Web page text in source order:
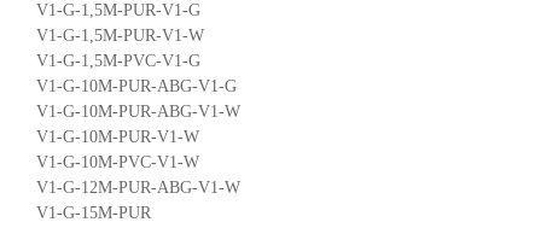
V1-G-1,5M-PUR-V1-G
V1-G-1,5M-PUR-V1-W
V1-G-1,5M-PVC-V1-G
V1-G-10M-PUR-ABG-V1-G
V1-G-10M-PUR-ABG-V1-W
V1-G-10M-PUR-V1-W
V1-G-10M-PVC-V1-W
V1-G-12M-PUR-ABG-V1-W
V1-G-15M-PUR